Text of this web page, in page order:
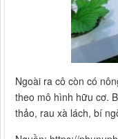
Ngoài ra cô còn có
theo mô hình hữu cơ.
thảo, rau xà lách, bí